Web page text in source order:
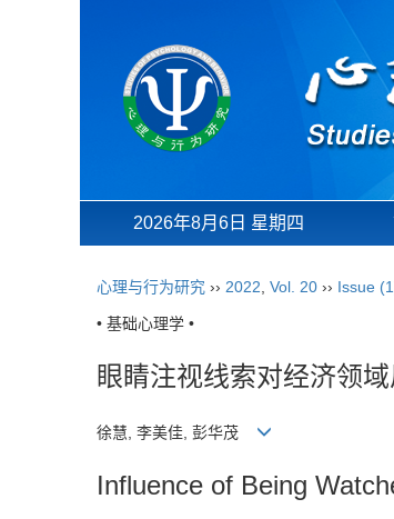
2026年8月6日 星期四
心理与行为研究 ›› 2022 Vol. 20 ›› Issue
• 基础心理学 •
眼睛注视线索对经济领
徐慧, 李美佳, 彭华茂
Influence of Being